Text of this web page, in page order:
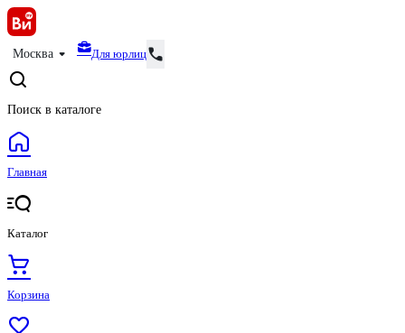
Москва Для юрлиц
Поиск в каталоге
Главная
Каталог
Корзина